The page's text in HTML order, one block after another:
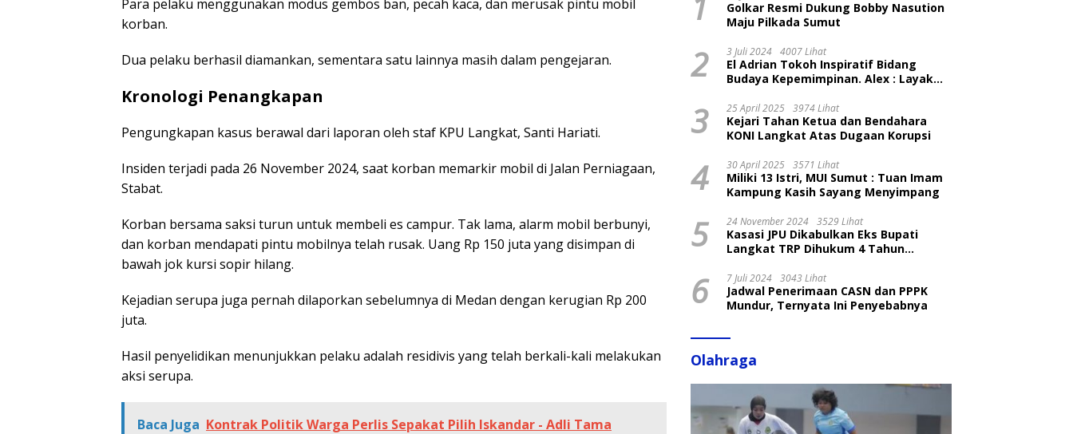
Para pelaku menggunakan modus gembos ban, pecah kaca, dan merusak pintu mobil
korban.
Dua pelaku berhasil diamankan, sementara satu lainnya masih dalam pengejaran.
Kronologi Penangkapan
Pengungkapan kasus berawal dari laporan oleh staf KPU Langkat, Santi Hariati.
Insiden terjadi pada 26 November 2024, saat korban memarkir mobil di Jalan Perniagaan,
Stabat.
Korban bersama saksi turun untuk membeli es campur. Tak lama, alarm mobil berbunyi,
dan korban mendapati pintu mobilnya telah rusak. Uang Rp 150 juta yang disimpan di
bawah jok kursi sopir hilang.
Kejadian serupa juga pernah dilaporkan sebelumnya di Medan dengan kerugian Rp 200
juta.
Hasil penyelidikan menunjukkan pelaku adalah residivis yang telah berkali-kali melakukan
aksi serupa.
Baca Juga Kontrak Politik Warga Perlis Sepakat Pilih Iskandar - Adli Tama
Golkar Resmi Dukung Bobby Nasution
Maju Pilkada Sumut
2 3 Juli 2024 4007 Lihat
El Adrian Tokoh Inspiratif Bidang
Budaya Kepemimpinan. Alex : Layak
3 25 April 2025 3974 Lihat
Kejari Tahan Ketua dan Bendahara
KONI Langkat Atas Dugaan Korupsi
4 30 April 2025 3571 Lihat
Miliki 13 Istri, MUI Sumut : Tuan Imam
Kampung Kasih Sayang Menyimpang
5 24 November 2024 3529 Lihat
Kasasi JPU Dikabulkan Eks Bupati
Langkat TRP Dihukum 4 Tahun
6 7 Juli 2024 3043 Lihat
Jadwal Penerimaan CASN dan PPPK
Mundur, Ternyata Ini Penyebabnya
Olahraga